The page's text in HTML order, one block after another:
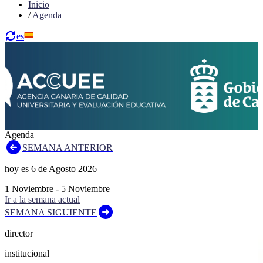
Inicio
/Agenda
es
Agenda
SEMANA ANTERIOR
hoy es 6 de Agosto 2026
1 Noviembre - 5 Noviembre
Ir a la semana actual
SEMANA SIGUIENTE
director
institucional